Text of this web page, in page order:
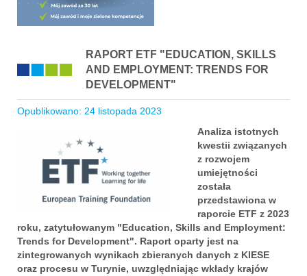
RAPORT ETF "EDUCATION, SKILLS
AND EMPLOYMENT: TRENDS FOR
DEVELOPMENT"
Opublikowano: 24 listopada 2023
Analiza istotnych
kwestii związanych
z rozwojem
umiejętności
została
przedstawiona w
raporcie ETF z 2023
roku, zatytułowanym "Education, Skills and Employment:
Trends for Development". Raport oparty jest na
zintegrowanych wynikach zbieranych danych z KIESE
oraz procesu w Turynie, uwzględniając wkłady krajów